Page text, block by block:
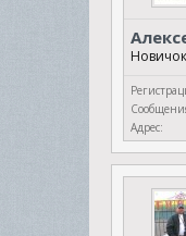
Новичок
Адрес: